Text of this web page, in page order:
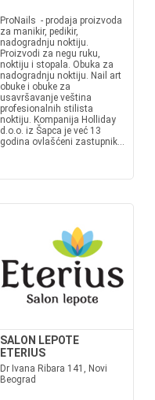
ProNails - prodaja proizvoda
za manikir, pedikir,
nadogradnju noktiju.
Proizvodi za negu ruku,
noktiju i stopala. Obuka za
nadogradnju noktiju. Nail art
obuke i obuke za
usavršavanje veština
profesionalnih stilista
noktiju. Kompanija Holliday
d.o.o. iz Šapca je već 13
godina ovlašćeni zastupnik...
SALON LEPOTE
ETERIUS
Dr Ivana Ribara 141, Novi
Beograd